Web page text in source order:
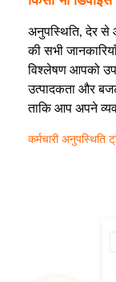
अनुपस्थिति, देर
की सभी
विश्लेषण आपको
उत्पादकता और
ताकि आप अपने
कर्मचारी अनुपस्थिति